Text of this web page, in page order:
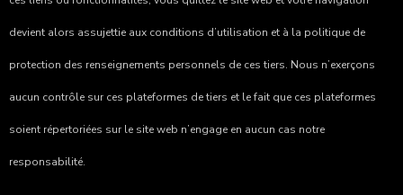
devient alors assujettie aux conditions d’utilisation et à la politique de
protection des renseignements personnels de ces tiers. Nous n’exerçons
aucun contrôle sur ces plateformes de tiers et le fait que ces plateformes
soient répertoriées sur le site web n’engage en aucun cas notre
responsabilité.